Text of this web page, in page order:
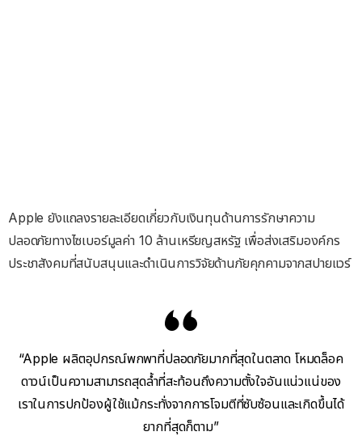
Apple ยังแถลงรายละเอียดเกี่ยวกับเงินทุนด้านการรักษาความ
ปลอดภัยทางไซเบอร์มูลค่า 10 ล้านเหรียญสหรัฐ เพื่อส่งเสริมองค์กร
ประชาสังคมที่สนับสนุนและดำเนินการวิจัยด้านภัยคุกคามจากสปายแวร์
“Apple ผลิตอุปกรณ์พกพาที่ปลอดภัยมากที่สุดในตลาด โหมดล็อค
ดาวน์เป็นความสามารถสุดล้ำที่สะท้อนถึงความตั้งใจอันแน่วแน่ของ
เราในการปกป้องผู้ใช้แม้กระทั่งจากการโจมตีที่ซับซ้อนและเกิดขึ้นได้
ยากที่สุดก็ตาม”